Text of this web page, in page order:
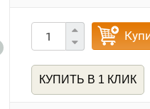
КУПИТЬ В 1 КЛИК